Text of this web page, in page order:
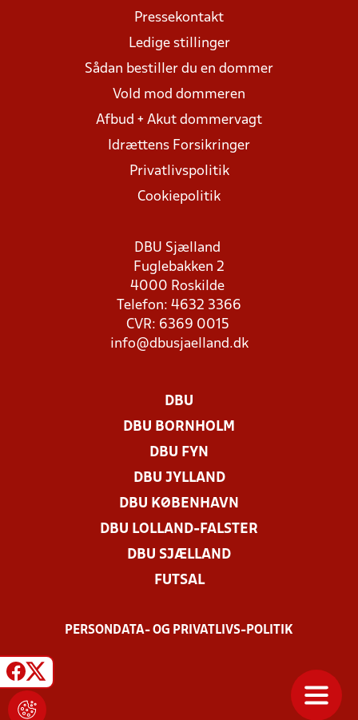
Pressekontakt
Ledige stillinger
Sådan bestiller du en dommer
Vold mod dommeren
Afbud + Akut dommervagt
Idrættens Forsikringer
Privatlivspolitik
Cookiepolitik
DBU Sjælland
Fuglebakken 2
4000 Roskilde
Telefon: 4632 3366
CVR: 6369 0015
info@dbusjaelland.dk
DBU
DBU BORNHOLM
DBU FYN
DBU JYLLAND
DBU KØBENHAVN
DBU LOLLAND-FALSTER
DBU SJÆLLAND
FUTSAL
PERSONDATA- OG PRIVATLIVS-POLITIK